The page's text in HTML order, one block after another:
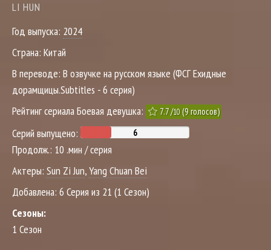
LI HUN
Год выпуска: 2024
Страна: Китай
В переводе: В озвучке на русском языке (ФСГ Ехидные
дорамщицы.Subtitles - 6 серия)
Рейтинг сериала Боевая девушка:
7.7/10(9голосов)
Серий выпущено:
Продолж.: 10 .мин / серия
Актеры: Sun Zi Jun,Yang Chuan Bei
Добавлена: 6 Серия из 21 (1 Сезон)
Сезоны:
1 Сезон